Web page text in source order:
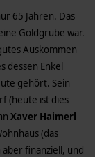
65 Jahren. Das
Goldgrube war.
Auskommen
dessen Enkel
gehört. Sein
(heute ist dies
Xaver Haimerl
(das
finanziell, und